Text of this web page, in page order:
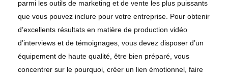
parmi les outils de marketing et de vente les plus puissants
que vous pouvez inclure pour votre entreprise. Pour obtenir
d’excellents résultats en matière de production vidéo
d’interviews et de témoignages, vous devez disposer d’un
équipement de haute qualité, être bien préparé, vous
concentrer sur le pourquoi, créer un lien émotionnel, faire